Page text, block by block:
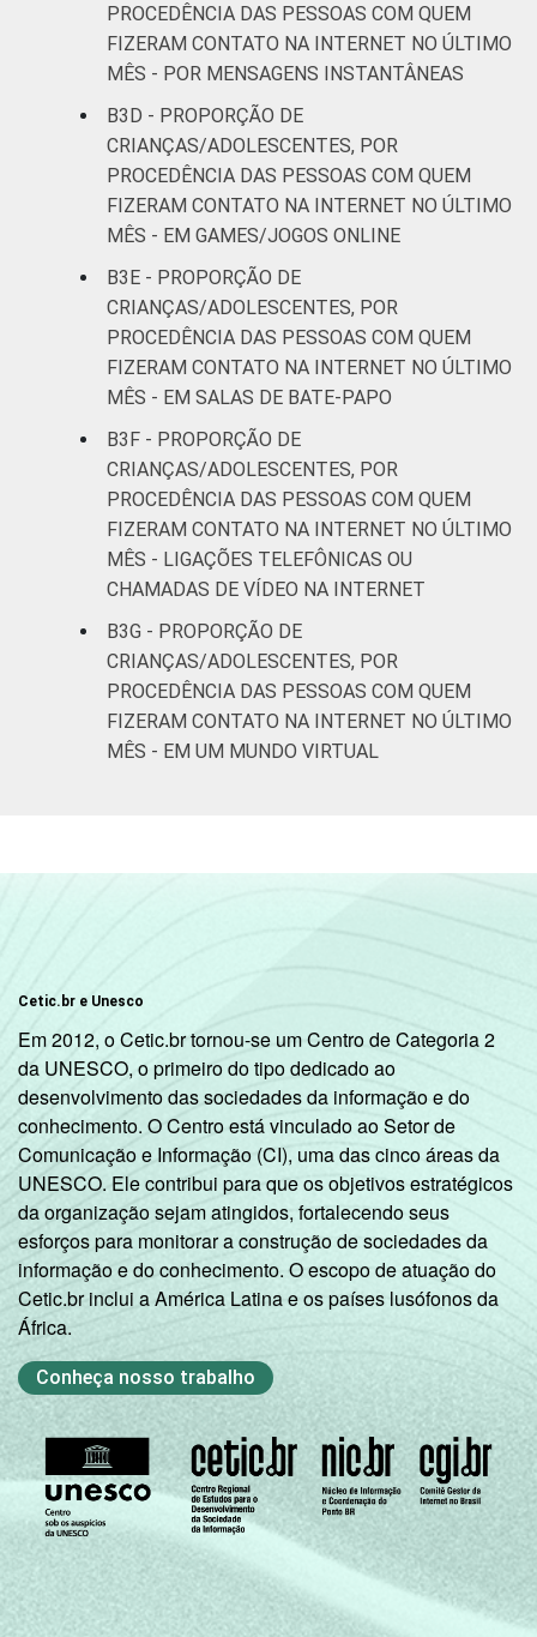
PROCEDÊNCIA DAS PESSOAS COM QUEM
FIZERAM CONTATO NA INTERNET NO ÚLTIMO
MÊS - POR MENSAGENS INSTANTÂNEAS
B3D - PROPORÇÃO DE
CRIANÇAS/ADOLESCENTES, POR
PROCEDÊNCIA DAS PESSOAS COM QUEM
FIZERAM CONTATO NA INTERNET NO ÚLTIMO
MÊS - EM GAMES/JOGOS ONLINE
B3E - PROPORÇÃO DE
CRIANÇAS/ADOLESCENTES, POR
PROCEDÊNCIA DAS PESSOAS COM QUEM
FIZERAM CONTATO NA INTERNET NO ÚLTIMO
MÊS - EM SALAS DE BATE-PAPO
B3F - PROPORÇÃO DE
CRIANÇAS/ADOLESCENTES, POR
PROCEDÊNCIA DAS PESSOAS COM QUEM
FIZERAM CONTATO NA INTERNET NO ÚLTIMO
MÊS - LIGAÇÕES TELEFÔNICAS OU
CHAMADAS DE VÍDEO NA INTERNET
B3G - PROPORÇÃO DE
CRIANÇAS/ADOLESCENTES, POR
PROCEDÊNCIA DAS PESSOAS COM QUEM
FIZERAM CONTATO NA INTERNET NO ÚLTIMO
MÊS - EM UM MUNDO VIRTUAL
Cetic.br e Unesco
Em 2012, o Cetic.br tornou-se um Centro de Categoria 2
da UNESCO, o primeiro do tipo dedicado ao
desenvolvimento das sociedades da informação e do
conhecimento. O Centro está vinculado ao Setor de
Comunicação e Informação (CI), uma das cinco áreas da
UNESCO. Ele contribui para que os objetivos estratégicos
da organização sejam atingidos, fortalecendo seus
esforços para monitorar a construção de sociedades da
informação e do conhecimento. O escopo de atuação do
Cetic.br inclui a América Latina e os países lusófonos da
África.
Conheça nosso trabalho